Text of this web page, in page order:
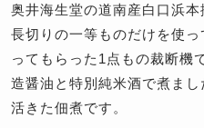
奥井海生堂の道南産白口浜
長切りの一等ものだけを使
ってもらった1点もの裁断機
造醤油と特別純米酒で煮ま
活きた佃煮です。